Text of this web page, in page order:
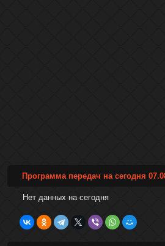
Программа передач на сегодня
Нет данных на сегодня